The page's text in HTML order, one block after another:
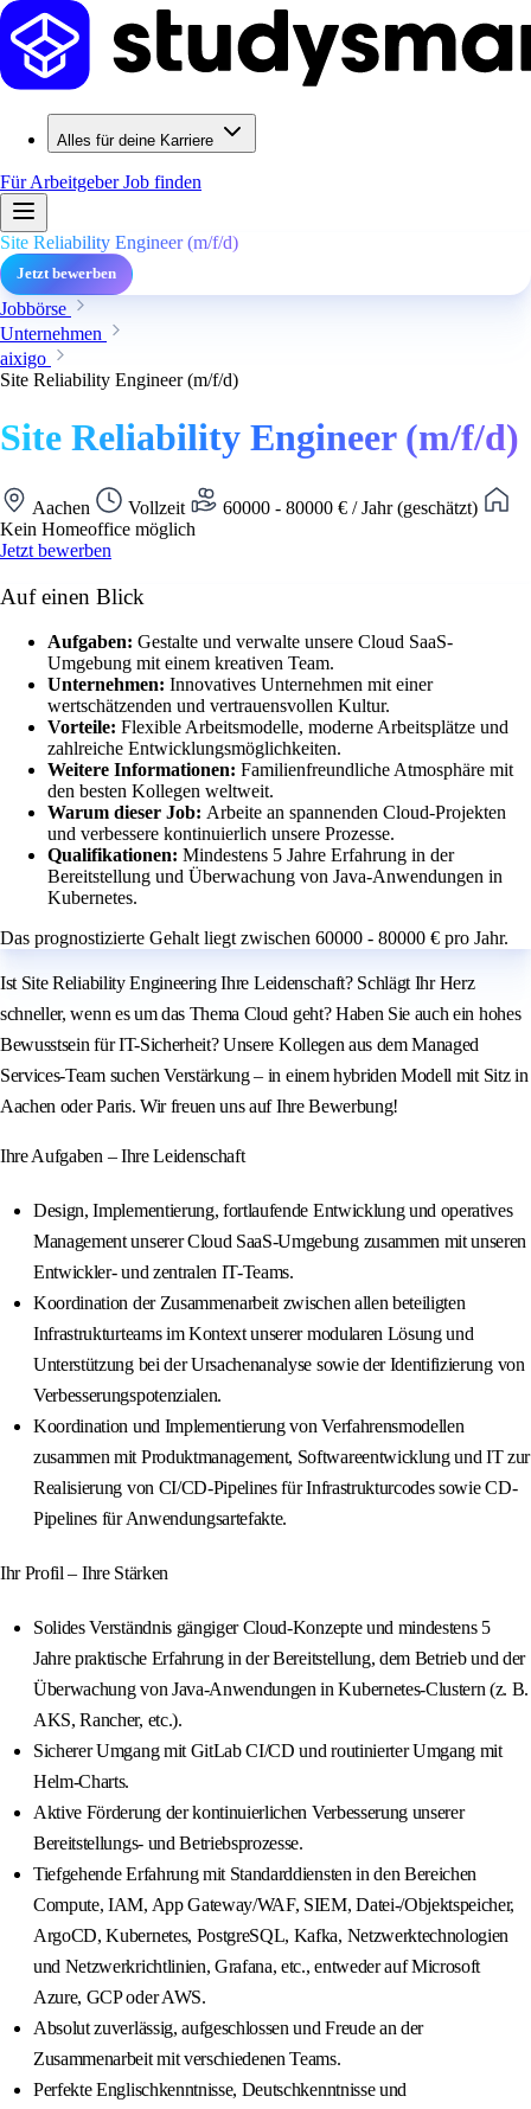
Alles für deine Karriere
Für ArbeitgeberJob finden
Site Reliability Engineer (m/f/d)
Jetzt bewerben
Jobbörse
Unternehmen
aixigo
Site Reliability Engineer (m/f/d)
Site Reliability Engineer (m/f/d)
Aachen Vollzeit
60000 - 80000 € / Jahr (geschätzt)
Kein Homeoffice möglich
Jetzt bewerben
Auf einen Blick
Aufgaben: Gestalte und verwalte unsere Cloud SaaS-
Umgebung mit einem kreativen Team.
Unternehmen: Innovatives Unternehmen mit einer
wertschätzenden und vertrauensvollen Kultur.
Vorteile: Flexible Arbeitsmodelle, moderne Arbeitsplätze und
zahlreiche Entwicklungsmöglichkeiten.
Weitere Informationen: Familienfreundliche Atmosphäre mit
den besten Kollegen weltweit.
Warum dieser Job: Arbeite an spannenden Cloud-Projekten
und verbessere kontinuierlich unsere Prozesse.
Qualifikationen: Mindestens 5 Jahre Erfahrung in der
Bereitstellung und Überwachung von Java-Anwendungen in
Kubernetes.
Das prognostizierte Gehalt liegt zwischen 60000 - 80000 € pro Jahr.
Ist Site Reliability Engineering Ihre Leidenschaft? Schlägt Ihr Herz
schneller, wenn es um das Thema Cloud geht? Haben Sie auch ein hohes
Bewusstsein für IT-Sicherheit? Unsere Kollegen aus dem Managed
Services-Team suchen Verstärkung – in einem hybriden Modell mit Sitz in
Aachen oder Paris. Wir freuen uns auf Ihre Bewerbung!
Ihre Aufgaben – Ihre Leidenschaft
Design, Implementierung, fortlaufende Entwicklung und operatives
Management unserer Cloud SaaS-Umgebung zusammen mit unseren
Entwickler- und zentralen IT-Teams.
Koordination der Zusammenarbeit zwischen allen beteiligten
Infrastrukturteams im Kontext unserer modularen Lösung und
Unterstützung bei der Ursachenanalyse sowie der Identifizierung von
Verbesserungspotenzialen.
Koordination und Implementierung von Verfahrensmodellen
zusammen mit Produktmanagement, Softwareentwicklung und IT zur
Realisierung von CI/CD-Pipelines für Infrastrukturcodes sowie CD-
Pipelines für Anwendungsartefakte.
Ihr Profil – Ihre Stärken
Solides Verständnis gängiger Cloud-Konzepte und mindestens 5
Jahre praktische Erfahrung in der Bereitstellung, dem Betrieb und der
Überwachung von Java-Anwendungen in Kubernetes-Clustern (z. B.
AKS, Rancher, etc.).
Sicherer Umgang mit GitLab CI/CD und routinierter Umgang mit
Helm-Charts.
Aktive Förderung der kontinuierlichen Verbesserung unserer
Bereitstellungs- und Betriebsprozesse.
Tiefgehende Erfahrung mit Standarddiensten in den Bereichen
Compute, IAM, App Gateway/WAF, SIEM, Datei-/Objektspeicher,
ArgoCD, Kubernetes, PostgreSQL, Kafka, Netzwerktechnologien
und Netzwerkrichtlinien, Grafana, etc., entweder auf Microsoft
Azure, GCP oder AWS.
Absolut zuverlässig, aufgeschlossen und Freude an der
Zusammenarbeit mit verschiedenen Teams.
Perfekte Englischkenntnisse, Deutschkenntnisse und